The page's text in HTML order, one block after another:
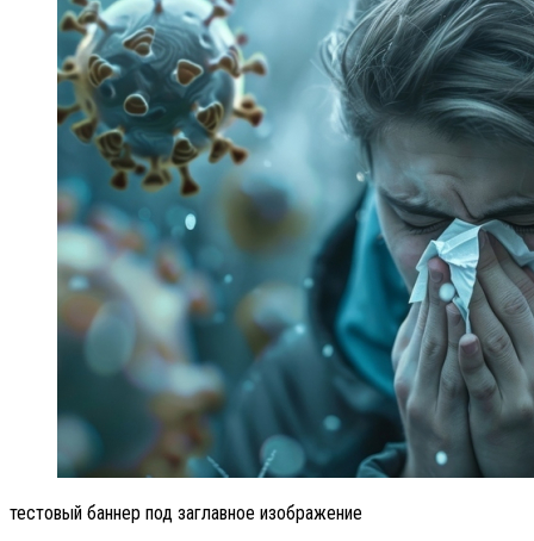
тестовый баннер под заглавное изображение